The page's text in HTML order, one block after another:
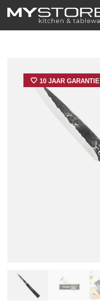
10 JAAR GARANTIE